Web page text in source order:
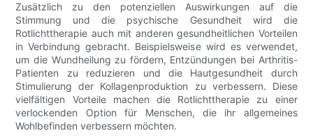
Zusätzlich zu den potenziellen Auswirkungen auf die
Stimmung und die psychische Gesundheit wird die
Rotlichttherapie auch mit anderen gesundheitlichen Vorteilen
in Verbindung gebracht. Beispielsweise wird es verwendet,
um die Wundheilung zu fördern, Entzündungen bei Arthritis-
Patienten zu reduzieren und die Hautgesundheit durch
Stimulierung der Kollagenproduktion zu verbessern. Diese
vielfältigen Vorteile machen die Rotlichttherapie zu einer
verlockenden Option für Menschen, die ihr allgemeines
Wohlbefinden verbessern möchten.